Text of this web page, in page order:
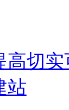
高切
站